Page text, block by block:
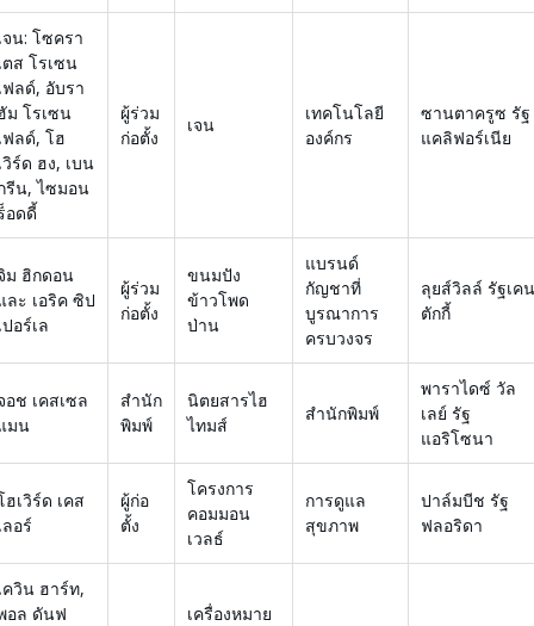
จน: โซครา
ตส โรเซน
ฟลด์, อับรา
ม โรเซน
ฟลด์, โฮ
วิร์ด ฮง, เบน
รีน, ไซมอน
อดดี้
ผู้ร่วม
ก่อตั้ง
เจน
เทคโนโลยี
องค์กร
ซานตาครูซ รัฐ
แคลิฟอร์เนีย
ม ฮิกดอน
ละ เอริค ซิป
ปอร์เล
ผู้ร่วม
ก่อตั้ง
ขนมปัง
ข้าวโพด
ป่าน
แบรนด์
กัญชาที่
บูรณาการ
ครบวงจร
ลุยส์วิลล์ รัฐเคน
ตักกี้
อช เคสเซล
มน
สำนัก
พิมพ์
นิตยสารไฮ
ไทมส์
สำนักพิมพ์
พาราไดซ์ วัล
เลย์ รัฐ
แอริโซนา
ฮเวิร์ด เคส
ลอร์
ผู้ก่อ
ตั้ง
โครงการ
คอมมอน
เวลธ์
การดูแล
สุขภาพ
ปาล์มบีช รัฐ
ฟลอริดา
ควิน ฮาร์ท,
อล ดันฟ
เครื่องหมาย